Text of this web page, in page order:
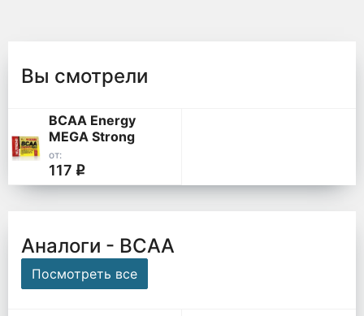
Вы смотрели
BCAA Energy
MEGA Strong
Power 4:1:1
от:
117 q
Аналоги - ВСАА
Посмотреть все